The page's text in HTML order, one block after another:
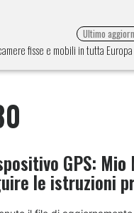
fisse e mobili in tutta
Ultimo
GPS: Mio
le istruzioni